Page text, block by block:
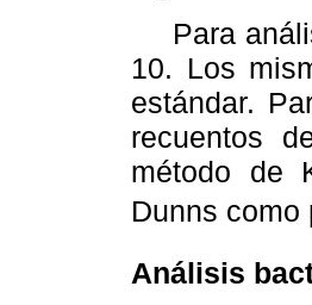
Para
10. Los
estándar.
recuentos
método de
Dunns
Análisis